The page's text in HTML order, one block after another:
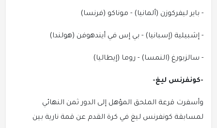
- باير ليفركوزن (ألمانيا) - موناكو (فرنسا)
- إشبيلية (إسبانيا) - بي إس في أيندهوفن (هولندا)
- سالزبورغ (النمسا) - روما (إيطاليا)
-كونفرنس ليغ-
وأسفرت قرعة الملحق المؤهل إلى الدور ثمن النهائي
لمسابقة كونفرنس ليغ في كرة القدم عن قمة نارية بين